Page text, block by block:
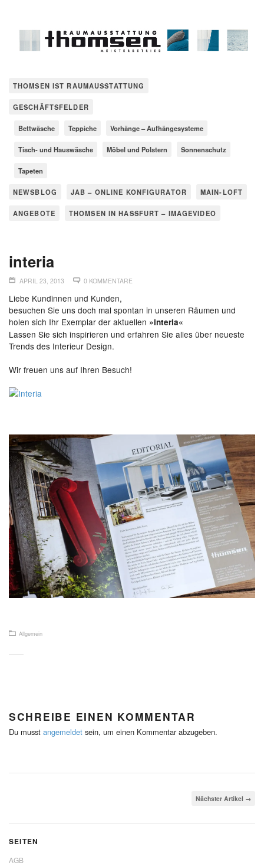
THOMSEN IST RAUMAUSSTATTUNG
GESCHÄFTSFELDER
Bettwäsche Teppiche Vorhänge – Aufhängesysteme
Tisch- und Hauswäsche Möbel und Polstern Sonnenschutz
Tapeten
NEWSBLOG JAB – ONLINE KONFIGURATOR MAIN-LOFT
ANGEBOTE THOMSEN IN HASSFURT – IMAGEVIDEO
interia
APRIL 23, 2013 0 KOMMENTARE
Liebe Kundinnen und Kunden,
besuchen Sie uns doch mal spontan in unseren Räumen und
holen sich Ihr Exemplar der aktuellen »interia«
Lassen Sie sich inspirieren und erfahren Sie alles über neueste
Trends des Interieur Design.
Wir freuen uns auf Ihren Besuch!
Allgemein
SCHREIBE EINEN KOMMENTAR
Du musst angemeldet sein, um einen Kommentar abzugeben.
Nächster Artikel →
SEITEN
AGB